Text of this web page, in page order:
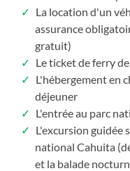
La location d'un
assurance
gratuit)
Le ticket de ferry
L'hébergement en
déjeuner
L'entrée au parc
L'excursion guidée
national Cahuita
et la balade